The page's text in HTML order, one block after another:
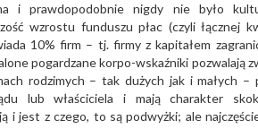
i prawdopodobnie nigdy nie było
wzrostu funduszu płac (czyli łącznej
10% firm – tj. firmy z kapitałem
pogardzane korpo-wskaźniki pozwalają
rodzimych – tak dużych jak i małych –
lub właściciela i mają charakter
i jest z czego, to są podwyżki; ale